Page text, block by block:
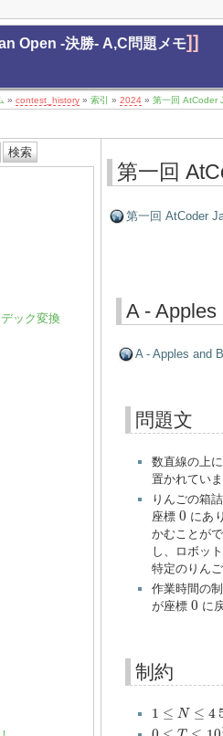
Open -決勝- A,C問題メモ]]
» contest_history » 索引 » 2024 » 第一回 AtCoder
検索
ック変換
第一回
第一回 AtCoder
A -
A - Apples and
問題文
数直線の上
置かれてい
りんごの箱
座標0
0 にあ
かむことが
し、ロボッ
特定のりん
作業時間の
が座標 0
0 に
制約
1 ≤ N ≤ 4
1 N ≤4 500
0 T ≤10 14